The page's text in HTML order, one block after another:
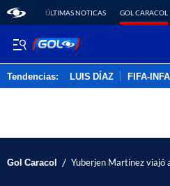
ÚLTIMAS NOTICAS GOL CARACOL
Tendencias: LUIS DÍAZ FIFA-
Gol Caracol / Yuberjen Martínez viajó